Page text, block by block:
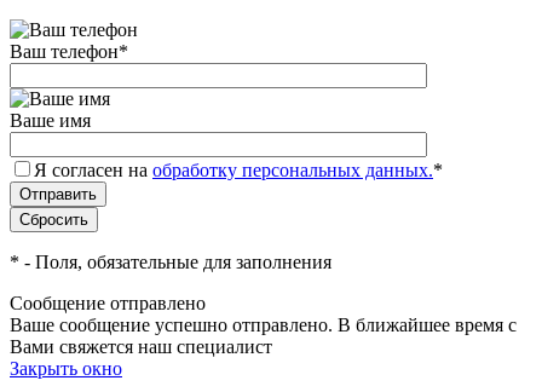
Ваш телефон*
Ваше имя
Я согласен на обработку персональных данных.*
* - Поля, обязательные для заполнения
Сообщение отправлено
Ваше сообщение успешно отправлено. В ближайшее время с
Вами свяжется наш специалист
Закрыть окно